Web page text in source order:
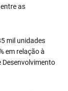
as
mil unidades
em relação à
Desenvolvimento